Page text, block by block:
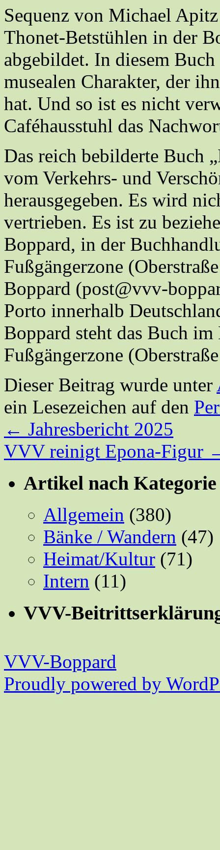
Sequenz von Michael
Thonet-Betstühlen in der
abgebildet. In diesem
musealen Charakter, der
hat. Und so ist es nicht
Caféhausstuhl das
Das reich bebilderte Buch
vom Verkehrs- und
herausgegeben. Es wird
vertrieben. Es ist zu
Boppard, in der
Fußgängerzone
Boppard (post@vvv-
Porto innerhalb
Boppard steht das Buch
Fußgängerzone
Dieser Beitrag wurde unter
ein Lesezeichen auf den
← Jahresbericht 2025
VVV reinigt Epona-Figur
Artikel nach Kategorie
Allgemein (380)
Bänke / Wandern (47)
Heimat/Kultur (71)
Intern (11)
VVV-
VVV-Boppard
Proudly powered by